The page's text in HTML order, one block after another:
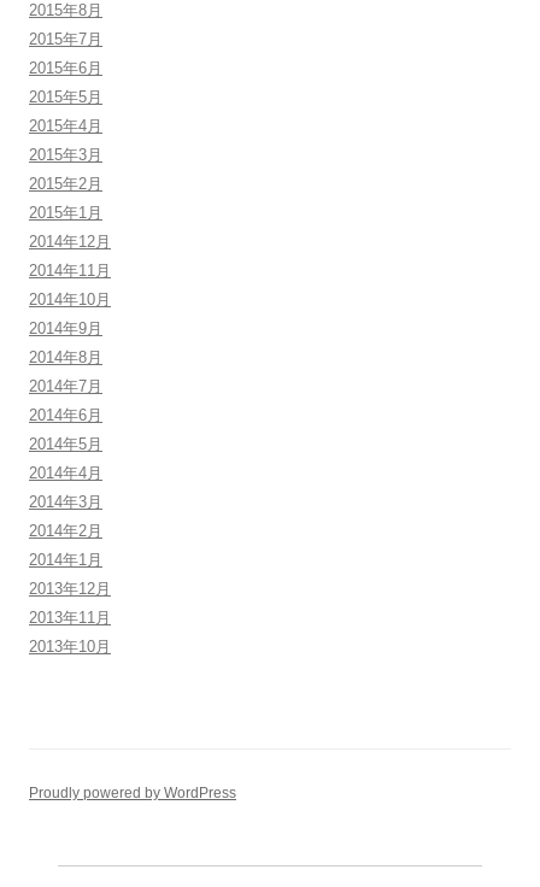
2015年8月
2015年7月
2015年6月
2015年5月
2015年4月
2015年3月
2015年2月
2015年1月
2014年12月
2014年11月
2014年10月
2014年9月
2014年8月
2014年7月
2014年6月
2014年5月
2014年4月
2014年3月
2014年2月
2014年1月
2013年12月
2013年11月
2013年10月
Proudly powered by WordPress